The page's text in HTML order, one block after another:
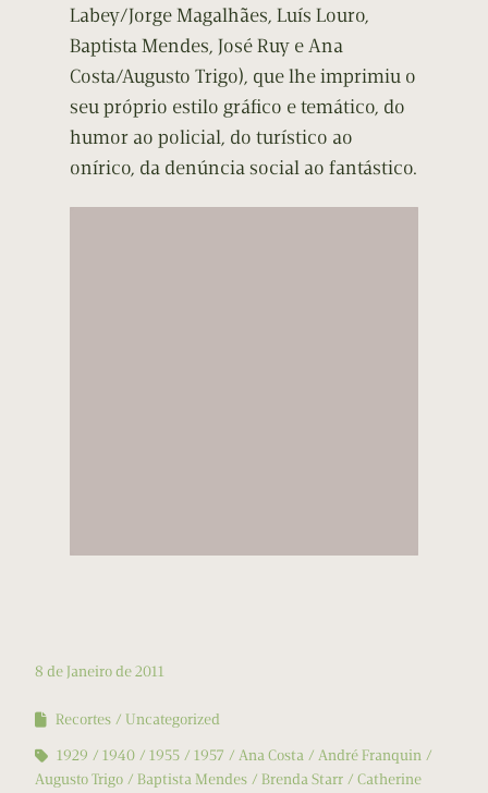
Labey/Jorge Magalhães, Luís Louro,
Baptista Mendes, José Ruy e Ana
Costa/Augusto Trigo), que lhe imprimiu o
seu próprio estilo gráfico e temático, do
humor ao policial, do turístico ao
onírico, da denúncia social ao fantástico.
8 de Janeiro de 2011
Recortes
Uncategorized
1929
1940 1955 1957 Ana Costa
André Franquin
Augusto Trigo
Baptista Mendes Brenda Starr
Catherine